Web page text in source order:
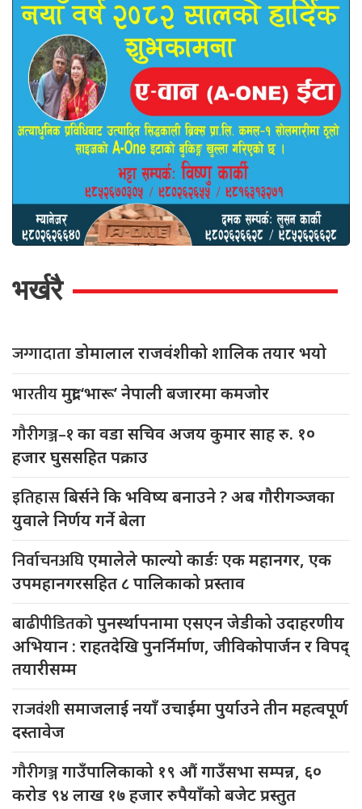
भर्खरै
जग्गादाताडोमालाल राजवंशीको शालिक तयार भयो
भारतीयमुद्रा ‘भारू’ नेपाली बजारमा कमजाेर
गौरीगञ्ज–१का वडा सचिव अजय कुमार साह रु. १०
हजार घुससहित पक्राउ
इतिहासबिर्सने कि भविष्य बनाउने ? अब गौरीगञ्जका
युवाले निर्णय गर्ने बेला
निर्वाचनअघिएमालेले फाल्यो कार्डः एक महानगर, एक
उपमहानगरसहित ८ पालिकाको प्रस्ताव
बाढीपीडितकोपुनर्स्थापनामा एसएन जेडीको उदाहरणीय
अभियान : राहतदेखि पुनर्निर्माण, जीविकोपार्जन र विपद्
तयारीसम्म
राजवंशीसमाजलाई नयाँ उचाईमा पुर्याउने तीन महत्वपूर्ण
दस्तावेज
गौरीगञ्जगाउँपालिकाको १९ औं गाउँसभा सम्पन्न, ६०
करोड ९४ लाख १७ हजार रुपैयाँको बजेट प्रस्तुत